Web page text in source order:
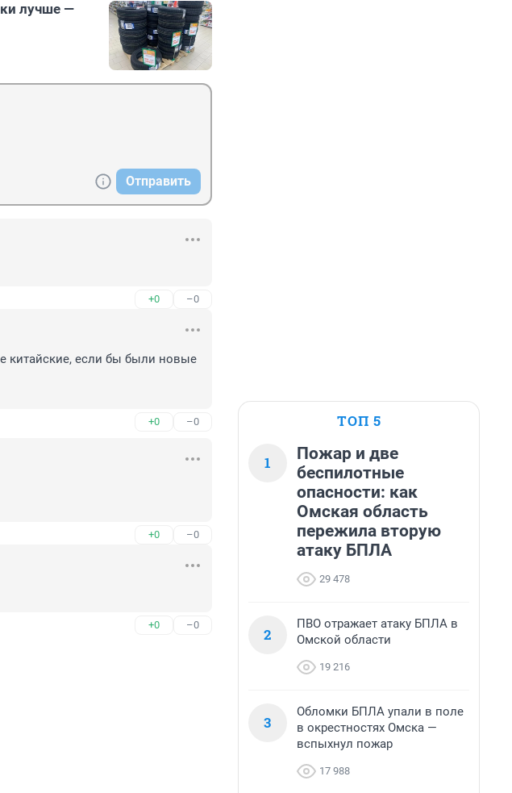
лучше —
Отправить
+0 –0
китайские, если бы были новые
+0 –0
+0 –0
+0 –0
ТОП 5
1
Пожар и две
беспилотные
опасности: как
Омская область
пережила вторую
атаку БПЛА
29 478
2
ПВО отражает атаку БПЛА в
Омской области
19 216
3
Обломки БПЛА упали в поле
в окрестностях Омска —
вспыхнул пожар
17 988